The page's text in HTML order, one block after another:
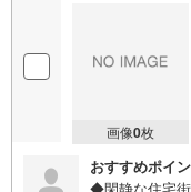
画像0枚
おすすめポイ